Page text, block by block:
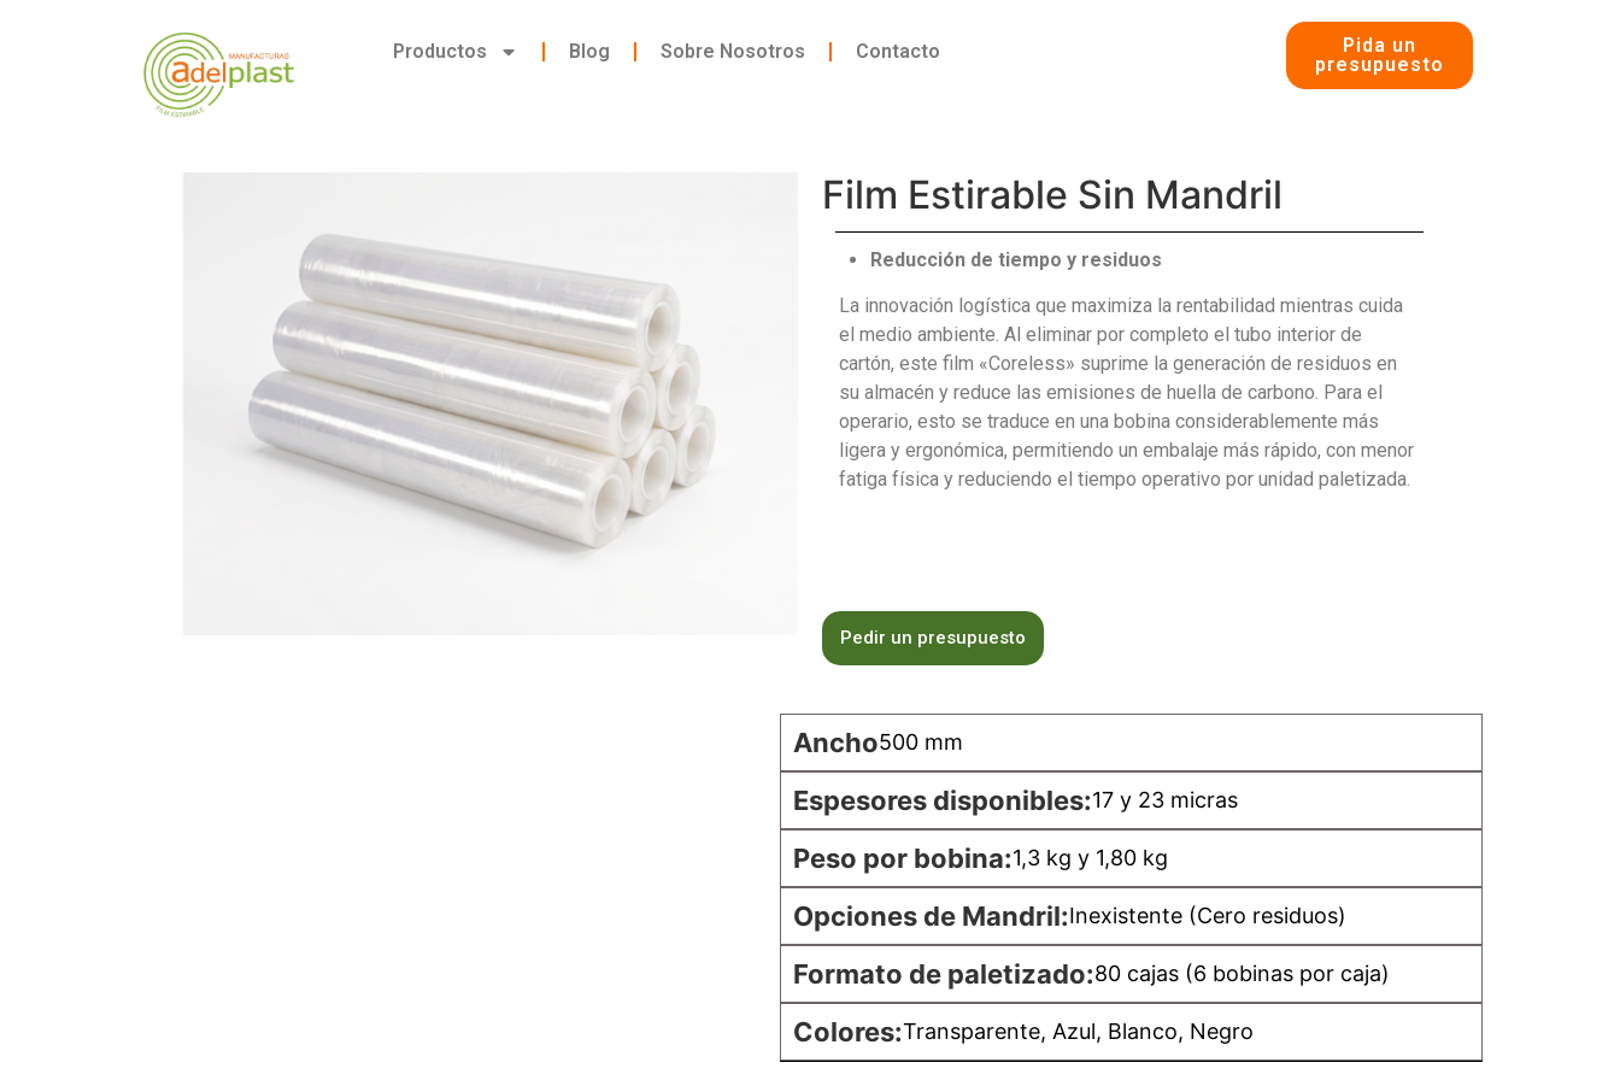
Productos Blog Sobre Nosotros Contacto
Pida un
presupuesto
Film Estirable Sin Mandril
Reducción de tiempo y residuos
La innovación logística que maximiza la rentabilidad mientras cuida
el medio ambiente. Al eliminar por completo el tubo interior de
cartón, este film «Coreless» suprime la generación de residuos en
su almacén y reduce las emisiones de huella de carbono. Para el
operario, esto se traduce en una bobina considerablemente más
ligera y ergonómica, permitiendo un embalaje más rápido, con menor
fatiga física y reduciendo el tiempo operativo por unidad paletizada.
Pedir un presupuesto
Ancho500 mm
Espesores disponibles:17 y 23 micras
Peso por bobina:1,3 kg y 1,80 kg
Opciones de Mandril:Inexistente (Cero residuos)
Formato de paletizado:80 cajas (6 bobinas por caja)
Colores:Transparente, Azul, Blanco, Negro